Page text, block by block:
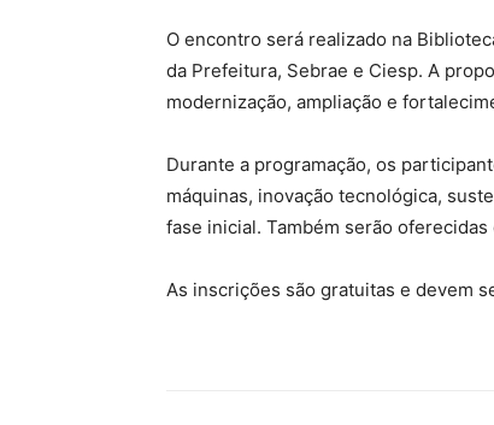
O encontro será realizado na
da Prefeitura, Sebrae e Ciesp. A
modernização, ampliação e
Durante a programação, os
máquinas, inovação tecnológica,
fase inicial. Também serão
As inscrições são gratuitas e devem